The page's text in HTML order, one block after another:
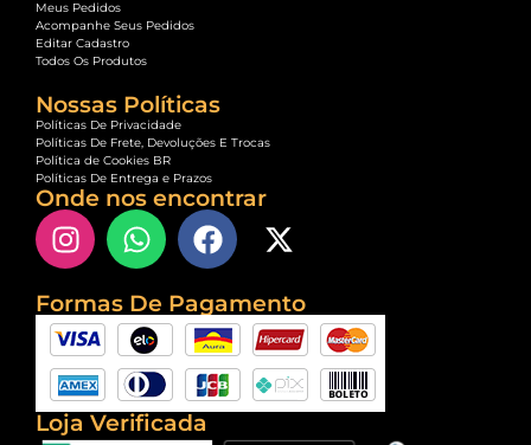
Meus Pedidos
Acompanhe Seus Pedidos
Editar Cadastro
Todos Os Produtos
Nossas Políticas
Políticas De Privacidade
Políticas De Frete, Devoluções E Trocas
Política de Cookies BR
Políticas De Entrega e Prazos
Onde nos encontrar
Formas De Pagamento
Loja Verificada